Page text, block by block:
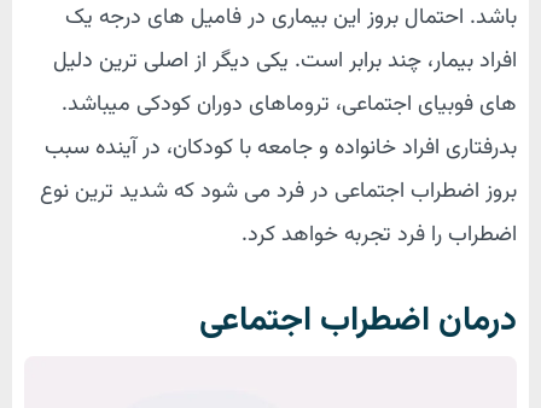
باشد. احتمال بروز این بیماری در فامیل های درجه یک
افراد بیمار، چند برابر است. یکی دیگر از اصلی ترین دلیل
های فوبیای اجتماعی، تروماهای دوران کودکی میباشد.
بدرفتاری افراد خانواده و جامعه با کودکان، در آینده سبب
بروز اضطراب اجتماعی در فرد می شود که شدید ترین نوع
اضطراب را فرد تجربه خواهد کرد.
درمان اضطراب اجتماعی